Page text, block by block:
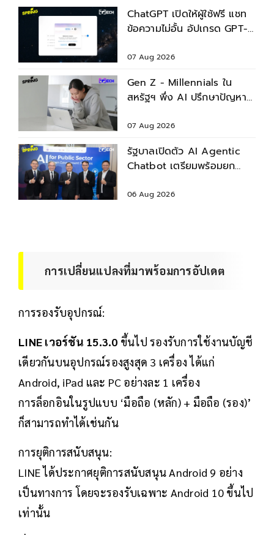
ChatGPT เปิดให้ผู้ใช้ฟรี แชท
ข้อความไม่อั้น อัปเกรด GPT-
07 Aug 2026
Gen Z - Millennials ใน
สหรัฐฯ พึ่ง AI ปรึกษาปัญหา
07 Aug 2026
รัฐบาลเปิดตัว AI Agentic
Chatbot เตรียมพร้อมยก
06 Aug 2026
การเปลี่ยนแปลงที่มาพร้อมการอัปเดต
การรองรับอุปกรณ์:
LINE เวอร์ชัน 15.3.0 ขึ้นไป รองรับการใช้งานบัญชี
เดียวกันบนอุปกรณ์รองสูงสุด 3 เครื่อง ได้แก่
Android, iPad และ PC อย่างละ 1 เครื่อง
การล็อกอินในรูปแบบ ‘มือถือ (หลัก) + มือถือ (รอง)’
ก็สามารถทำได้เช่นกัน
การยุติการสนับสนุน:
LINE ได้ประกาศยุติการสนับสนุน Android 9 อย่าง
เป็นทางการ โดยจะรองรับเฉพาะ Android 10 ขึ้นไป
เท่านั้น